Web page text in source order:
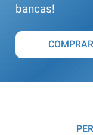
bancas!
COMPRAR